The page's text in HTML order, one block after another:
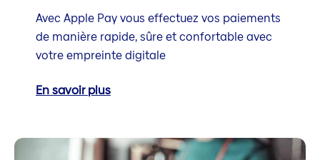
Avec Apple Pay vous effectuez vos paiements
de manière rapide, sûre et confortable avec
votre empreinte digitale
En savoir plus